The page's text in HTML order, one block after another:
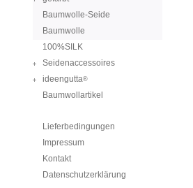
Baumwolle-Seide
Baumwolle
100%SILK
Seidenaccessoires
ideengutta®
Baumwollartikel
Lieferbedingungen
Impressum
Kontakt
Datenschutzerklärung